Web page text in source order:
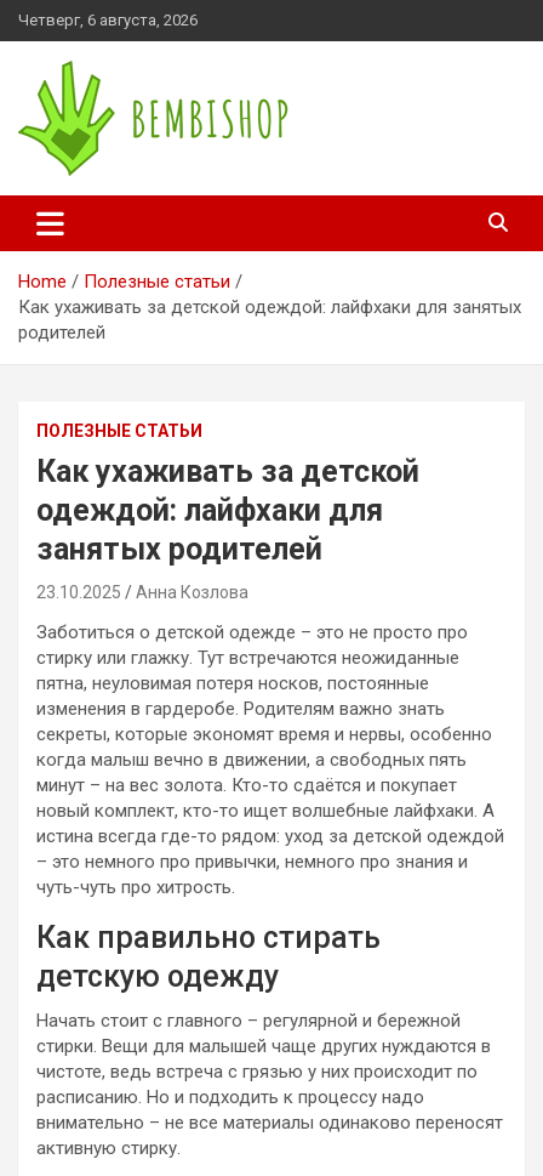
Skip
to
Четверг, 6 августа, 2026
bembishop.com.ua
Home
Полезные статьи
Как ухаживать за детской одеждой: лайфхаки для занятых
родителей
ПОЛЕЗНЫЕ СТАТЬИ
Как ухаживать за детской
одеждой: лайфхаки для
занятых родителей
23.10.2025 Анна Козлова
Заботиться о детской одежде – это не просто про
стирку или глажку. Тут встречаются неожиданные
пятна, неуловимая потеря носков, постоянные
изменения в гардеробе. Родителям важно знать
секреты, которые экономят время и нервы, особенно
когда малыш вечно в движении, а свободных пять
минут – на вес золота. Кто-то сдаётся и покупает
новый комплект, кто-то ищет волшебные лайфхаки. А
истина всегда где-то рядом: уход за детской одеждой
– это немного про привычки, немного про знания и
чуть-чуть про хитрость.
Как правильно стирать
детскую одежду
Начать стоит с главного – регулярной и бережной
стирки. Вещи для малышей чаще других нуждаются в
чистоте, ведь встреча с грязью у них происходит по
расписанию. Но и подходить к процессу надо
внимательно – не все материалы одинаково переносят
активную стирку.